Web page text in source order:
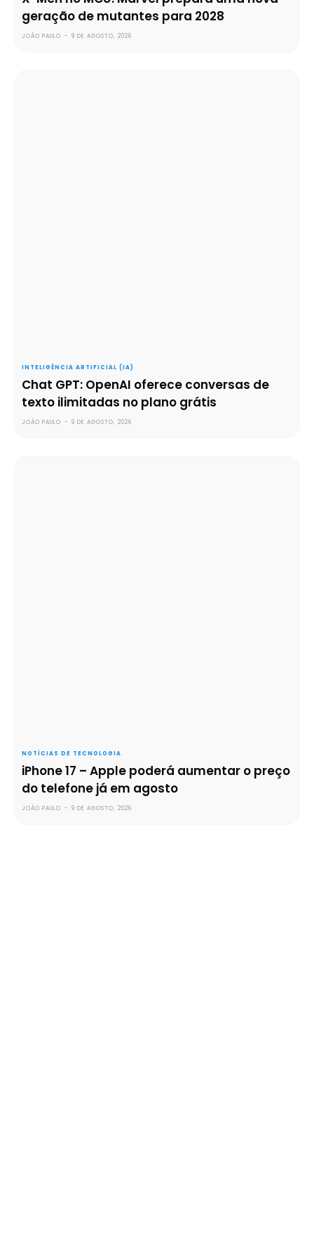
geração de mutantes para 2028
JOÃO PAULO - 9 DE AGOSTO, 2026
INTELIGÊNCIA ARTIFICIAL (IA)
Chat GPT: OpenAI oferece conversas de
texto ilimitadas no plano grátis
JOÃO PAULO - 9 DE AGOSTO, 2026
NOTÍCIAS DE TECNOLOGIA
iPhone 17 – Apple poderá aumentar o preço
do telefone já em agosto
JOÃO PAULO - 9 DE AGOSTO, 2026